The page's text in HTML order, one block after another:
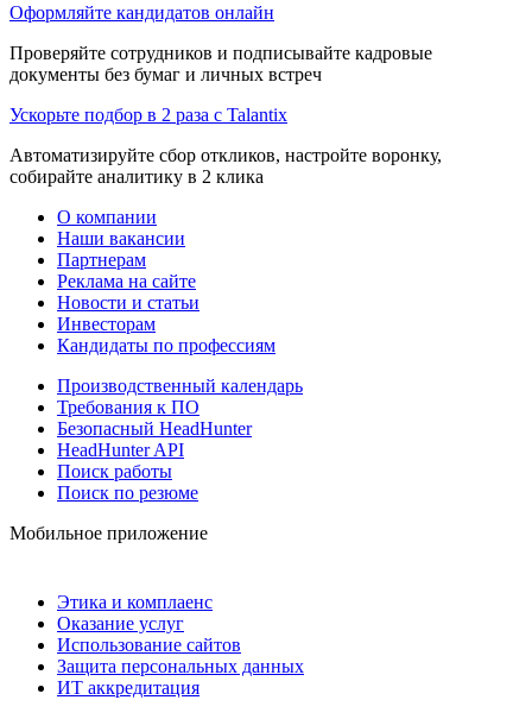
Оформляйте кандидатов онлайн
Проверяйте сотрудников и подписывайте кадровые
документы без бумаг и личных встреч
Ускорьте подбор в 2 раза с Talantix
Автоматизируйте сбор откликов, настройте воронку,
собирайте аналитику в 2 клика
О компании
Наши вакансии
Партнерам
Реклама на сайте
Новости и статьи
Инвесторам
Кандидаты по профессиям
Производственный календарь
Требования к ПО
Безопасный HeadHunter
HeadHunter API
Поиск работы
Поиск по резюме
Мобильное приложение
Этика и комплаенс
Оказание услуг
Использование сайтов
Защита персональных данных
ИТ аккредитация